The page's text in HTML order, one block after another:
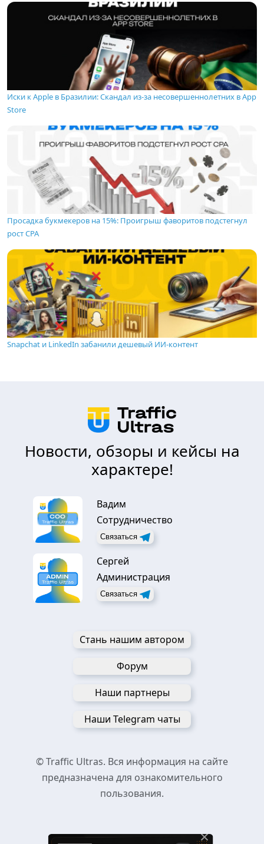
Иски к Apple в Бразилии: Скандал из-за несовершеннолетних в App
Store
Просадка букмекеров на 15%: Проигрыш фаворитов подстегнул
рост CPA
Snapchat и LinkedIn забанили дешевый ИИ-контент
Новости, обзоры и кейсы на
характере!
Вадим
Сотрудничество
Связаться
Сергей
Администрация
Связаться
Стань нашим автором
Форум
Наши партнеры
Наши Telegram чаты
© Traffic Ultras. Вся информация на сайте
предназначена для ознакомительного
пользования.
×